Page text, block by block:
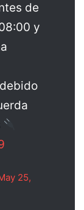
de
y
25,